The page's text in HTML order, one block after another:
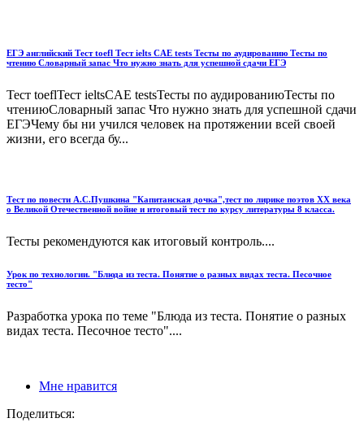
ЕГЭ английский Тест toefl Тест ielts CAE tests Тесты по аудированию Тесты по
чтению Словарный запас Что нужно знать для успешной сдачи ЕГЭ
Тест toeflТест ieltsCAE testsТесты по аудированиюТесты по
чтениюСловарный запас Что нужно знать для успешной сдачи
ЕГЭЧему бы ни учился человек на протяжении всей своей
жизни, его всегда бу...
Тест по повести А.С.Пушкина "Капитанская дочка",тест по лирике поэтов ХХ века
о Великой Отечественной войне и итоговый тест по курсу литературы 8 класса.
Тесты рекомендуются как итоговый контроль....
Урок по технологии. "Блюда из теста. Понятие о разных видах теста. Песочное
тесто"
Разработка урока по теме "Блюда из теста. Понятие о разных
видах теста. Песочное тесто"....
Мне нравится
Поделиться: